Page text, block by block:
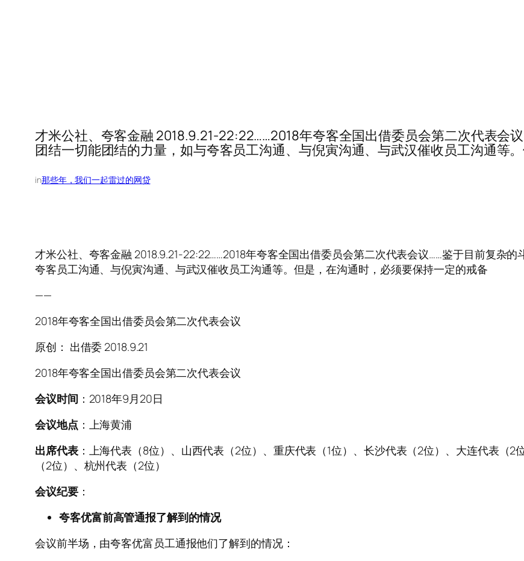
才米公社、夸客金融 2018.9.21-22:22……2018年夸客全国出借委员会第二次代表会
团结一切能团结的力量，如与夸客员工沟通、与倪寅沟通、与武汉催收员工沟通等
in那些年，我们一起雷过的网贷
才米公社、夸客金融 2018.9.21-22:22……2018年夸客全国出借委员会第二次代表会议……鉴于目前复杂
夸客员工沟通、与倪寅沟通、与武汉催收员工沟通等。但是，在沟通时，必须要保持一定的戒备
——
2018年夸客全国出借委员会第二次代表会议
原创： 出借委 2018.9.21
2018年夸客全国出借委员会第二次代表会议
会议时间 ：2018年9月20日
会议地点 ：上海黄浦
出席代表：上海代表（8位）、山西代表（2位）、重庆代表（1位）、长沙代表（2位）、大连代表（2
（2位）、杭州代表（2位）
会议纪要：
夸客优富前高管通报了解到的情况
会议前半场，由夸客优富员工通报他们了解到的情况：